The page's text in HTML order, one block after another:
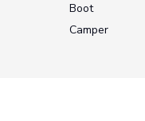
Boot
Camper